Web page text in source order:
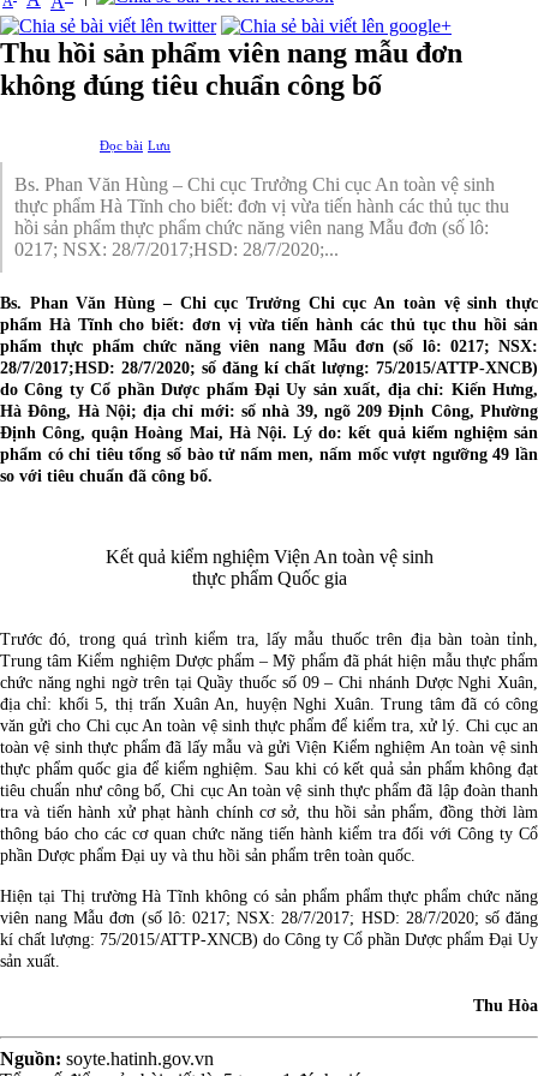
Thu hồi sản phẩm viên nang mẫu đơn
không đúng tiêu chuẩn công bố
Đọc bài Lưu
Bs. Phan Văn Hùng – Chi cục Trưởng Chi cục An toàn vệ sinh
thực phẩm Hà Tĩnh cho biết: đơn vị vừa tiến hành các thủ tục thu
hồi sản phẩm thực phẩm chức năng viên nang Mẫu đơn (số lô:
0217; NSX: 28/7/2017;HSD: 28/7/2020;...
Bs. Phan Văn Hùng – Chi cục Trưởng Chi cục An toàn vệ sinh thực
phẩm Hà Tĩnh cho biết: đơn vị vừa tiến hành các thủ tục thu hồi sản
phẩm thực phẩm chức năng viên nang Mẫu đơn (số lô: 0217; NSX:
28/7/2017;HSD: 28/7/2020; số đăng kí chất lượng: 75/2015/ATTP-XNCB)
do Công ty Cổ phần Dược phẩm Đại Uy sản xuất, địa chỉ: Kiến Hưng,
Hà Đông, Hà Nội; địa chỉ mới: số nhà 39, ngõ 209 Định Công, Phường
Định Công, quận Hoàng Mai, Hà Nội. Lý do: kết quả kiểm nghiệm sản
phẩm có chỉ tiêu tổng số bào tử nấm men, nấm mốc vượt ngưỡng 49 lần
so với tiêu chuẩn đã công bố.
Kết quả kiểm nghiệm Viện An toàn vệ sinh
thực phẩm Quốc gia
Trước đó, trong quá trình kiểm tra, lấy mẫu thuốc trên địa bàn toàn tỉnh,
Trung tâm Kiểm nghiệm Dược phẩm – Mỹ phẩm đã phát hiện mẫu thực phẩm
chức năng nghi ngờ trên tại Quầy thuốc số 09 – Chi nhánh Dược Nghi Xuân,
địa chỉ: khối 5, thị trấn Xuân An, huyện Nghi Xuân. Trung tâm đã có công
văn gửi cho Chi cục An toàn vệ sinh thực phẩm để kiểm tra, xử lý. Chi cục an
toàn vệ sinh thực phẩm đã lấy mẫu và gửi Viện Kiểm nghiệm An toàn vệ sinh
thực phẩm quốc gia để kiểm nghiệm. Sau khi có kết quả sản phẩm không đạt
tiêu chuẩn như công bố, Chi cục An toàn vệ sinh thực phẩm đã lập đoàn thanh
tra và tiến hành xử phạt hành chính cơ sở, thu hồi sản phẩm, đồng thời làm
thông báo cho các cơ quan chức năng tiến hành kiểm tra đối với Công ty Cổ
phần Dược phẩm Đại uy và thu hồi sản phẩm trên toàn quốc.
Hiện tại Thị trường Hà Tĩnh không có sản phẩm phẩm thực phẩm chức năng
viên nang Mẫu đơn (số lô: 0217; NSX: 28/7/2017; HSD: 28/7/2020; số đăng
kí chất lượng: 75/2015/ATTP-XNCB) do Công ty Cổ phần Dược phẩm Đại Uy
sản xuất.
Thu Hòa
Nguồn: soyte.hatinh.gov.vn